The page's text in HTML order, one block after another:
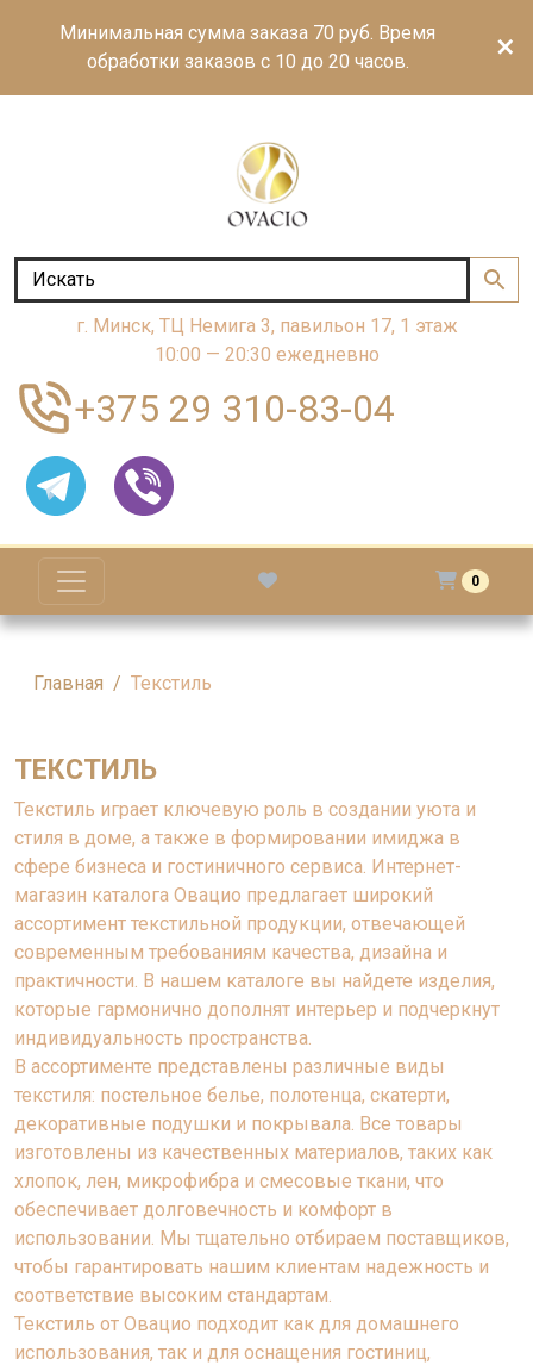
Минимальная сумма заказа 70 руб. Время
обработки заказов с 10 до 20 часов.
✕
г. Минск, ТЦ Немига 3, павильон 17, 1 этаж
10:00 — 20:30 ежедневно
+375 29 310-83-04
0
Главная Текстиль
ТЕКСТИЛЬ
Текстиль играет ключевую роль в создании уюта и
стиля в доме, а также в формировании имиджа в
сфере бизнеса и гостиничного сервиса. Интернет-
магазин каталога Овацио предлагает широкий
ассортимент текстильной продукции, отвечающей
современным требованиям качества, дизайна и
практичности. В нашем каталоге вы найдете изделия,
которые гармонично дополнят интерьер и подчеркнут
индивидуальность пространства.
В ассортименте представлены различные виды
текстиля: постельное белье, полотенца, скатерти,
декоративные подушки и покрывала. Все товары
изготовлены из качественных материалов, таких как
хлопок, лен, микрофибра и смесовые ткани, что
обеспечивает долговечность и комфорт в
использовании. Мы тщательно отбираем поставщиков,
чтобы гарантировать нашим клиентам надежность и
соответствие высоким стандартам.
Текстиль от Овацио подходит как для домашнего
использования, так и для оснащения гостиниц,